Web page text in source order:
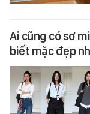
Ai cũng có sơ
biết mặc đẹp